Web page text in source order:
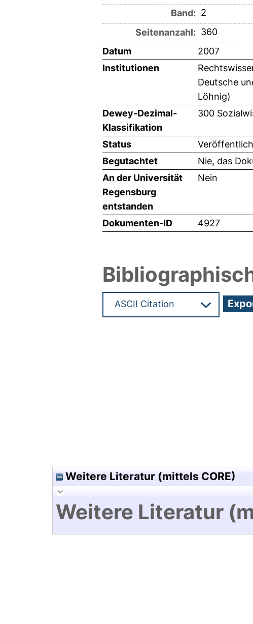
Band: 2
Seitenanzahl: 360
Datum
2007
Institutionen
Deutsche
Löhnig)
Dewey-Dezimal-
Klassifikation
300
Status
Begutachtet
Nie, das
An der Universität
Regensburg
entstanden
Nein
Dokumenten-ID 4927
Weitere Literatur (mittels CORE)
Weitere Literatur